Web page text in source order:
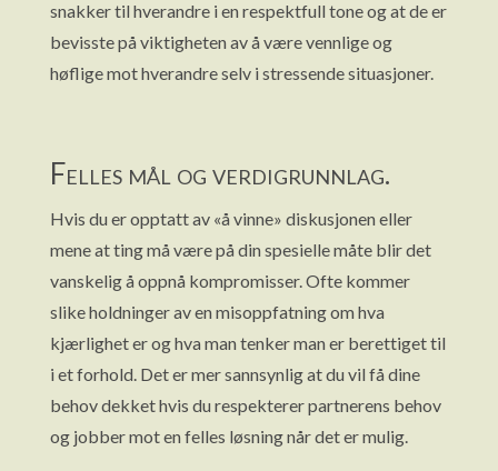
snakker til hverandre i en respektfull tone og at de er
bevisste på viktigheten av å være vennlige og
høflige mot hverandre selv i stressende situasjoner.
Felles mål og verdigrunnlag.
Hvis du er opptatt av «å vinne» diskusjonen eller
mene at ting må være på din spesielle måte blir det
vanskelig å oppnå kompromisser. Ofte kommer
slike holdninger av en misoppfatning om hva
kjærlighet er og hva man tenker man er berettiget til
i et forhold. Det er mer sannsynlig at du vil få dine
behov dekket hvis du respekterer partnerens behov
og jobber mot en felles løsning når det er mulig.